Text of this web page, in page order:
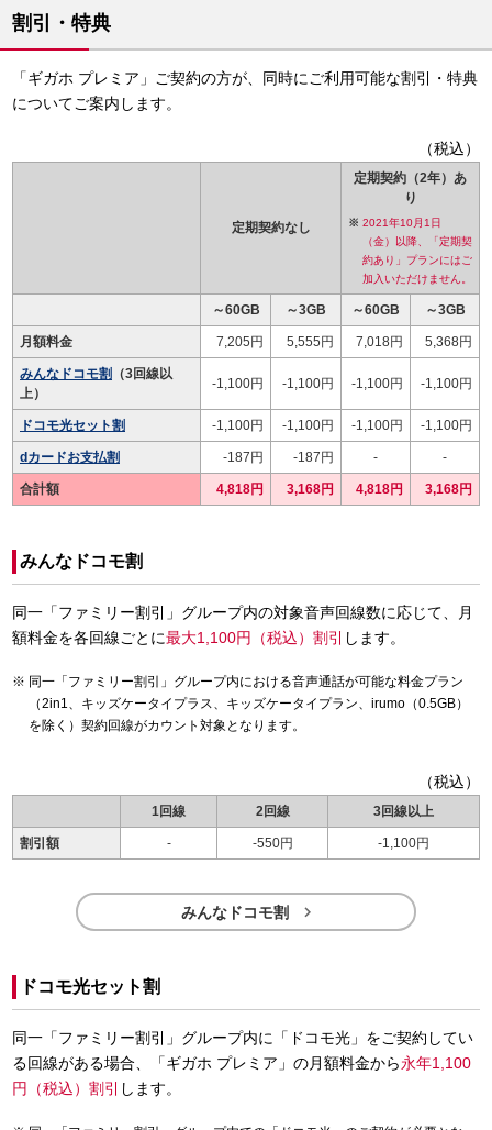
割引・特典
「ギガホ プレミア」ご契約の方が、同時にご利用可能な割引・特典
についてご案内します。
（税込）
定期契約なし
定期契約（2年）あ
り
2021年10月1日
（金）以降、「定期契
約あり」プランにはご
加入いただけません。
～60GB ～3GB ～60GB ～3GB
月額料金 7,205円 5,555円 7,018円 5,368円
みんなドコモ割
（3回線以
上）
-1,100円 -1,100円 -1,100円 -1,100円
ドコモ光セット割 -1,100円 -1,100円 -1,100円 -1,100円
dカードお支払割 -187円 -187円 - -
合計額 4,818円 3,168円 4,818円 3,168円
みんなドコモ割
同一「ファミリー割引」グループ内の対象音声回線数に応じて、月
額料金を各回線ごとに最大1,100円（税込）割引 します。
同一「ファミリー割引」グループ内における音声通話が可能な料金プラン
（2in1、キッズケータイプラス、キッズケータイプラン、irumo（0.5GB）
を除く）契約回線がカウント対象となります。
（税込）
1回線 2回線 3回線以上
割引額 - -550円 -1,100円
みんなドコモ割 
ドコモ光セット割
同一「ファミリー割引」グループ内に「ドコモ光」をご契約してい
る回線がある場合、「ギガホ プレミア」の月額料金から永年1,100
円（税込）割引
します。